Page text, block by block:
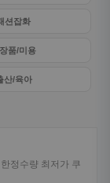
션잡화
품/미용
산/육아
정수량 최저가 쿠